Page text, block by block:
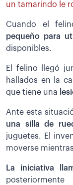
un tamarindo le
Cuando el
pequeño para
disponibles.
El felino llegó
hallados en la
que tiene una
Ante esta
una silla de
juguetes. El
moverse
La iniciativa